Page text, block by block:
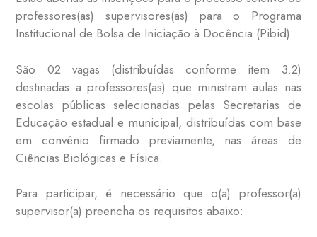
professores(as) supervisores(as) para o Programa
Institucional de Bolsa de Iniciação à Docência (Pibid).
São 02 vagas (distribuídas conforme item 3.2)
destinadas a professores(as) que ministram aulas nas
escolas públicas selecionadas pelas Secretarias de
Educação estadual e municipal, distribuídas com base
em convênio firmado previamente, nas áreas de
Ciências Biológicas e Física.
Para participar, é necessário que o(a) professor(a)
supervisor(a) preencha os requisitos abaixo: